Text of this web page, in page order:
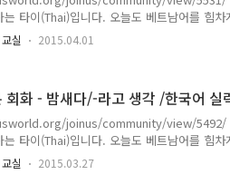
타이(Thai)입니다. 오늘도 베트남어를 힘
에서 발췌된 내용들입니다. 1. 저는 이긴팀
탕 e có thể tặng coupon cho đội thắng!
실 2015.04.01
화 - 밤새다/-라고 생각 /한국어 실
joinus/community/view/5492/
타이(Thai)입니다. 오늘도 베트남어를 힘
화속에서 발췌된 내용들입니다. 1. 나는 오빠
hiểu!! 나 / 생각하다 / 오빠 / 이해하다(해석)
실 2015.03.27